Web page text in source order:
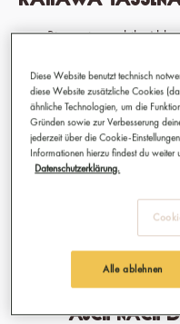
Bietet eine stabile
Universelles Chrom-
Capsule Machines.
12,90 €
Sofort verfügbar, Lieferzeit: 1-3
Auch nach
Diese Website benutzt technisch
diese Website zusätzliche Cookies
ähnliche Technologien, um die
Gründen sowie zur Verbesserung
jederzeit über die Cookie-
Informationen hierzu findest du weiter
Datenschutzerklärung.
Alle ablehnen